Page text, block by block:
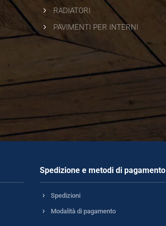
5
RADIATORI
5
PAVIMENTI PER INTERNI
Spedizione e metodi di pagamento
5 Spedizioni
5 Modalità di pagamento